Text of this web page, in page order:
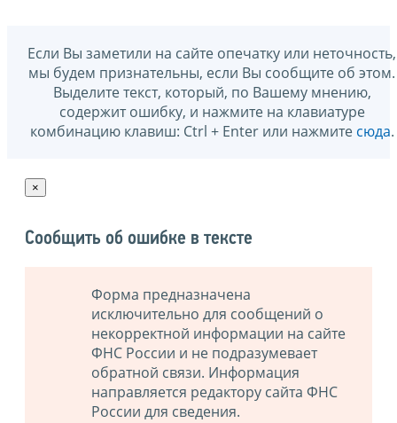
Если Вы заметили на сайте опечатку или неточность,
мы будем признательны, если Вы сообщите об этом.
Выделите текст, который, по Вашему мнению,
содержит ошибку, и нажмите на клавиатуре
комбинацию клавиш: Ctrl + Enter или нажмите сюда.
×
Сообщить об ошибке в тексте
Форма предназначена
исключительно для сообщений о
некорректной информации на сайте
ФНС России и не подразумевает
обратной связи. Информация
направляется редактору сайта ФНС
России для сведения.